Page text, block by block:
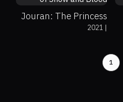
Jouran: The Princess
of Snow and Blood|
2021
1